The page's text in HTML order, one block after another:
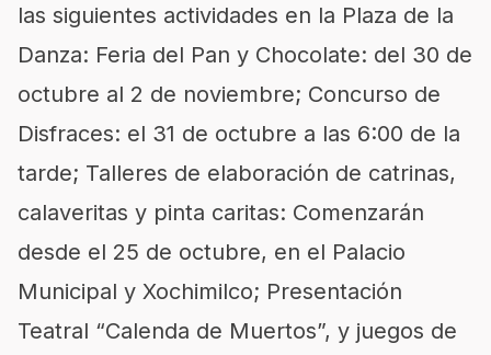
las siguientes actividades en la Plaza de la
Danza: Feria del Pan y Chocolate: del 30 de
octubre al 2 de noviembre; Concurso de
Disfraces: el 31 de octubre a las 6:00 de la
tarde; Talleres de elaboración de catrinas,
calaveritas y pinta caritas: Comenzarán
desde el 25 de octubre, en el Palacio
Municipal y Xochimilco; Presentación
Teatral “Calenda de Muertos”, y juegos de